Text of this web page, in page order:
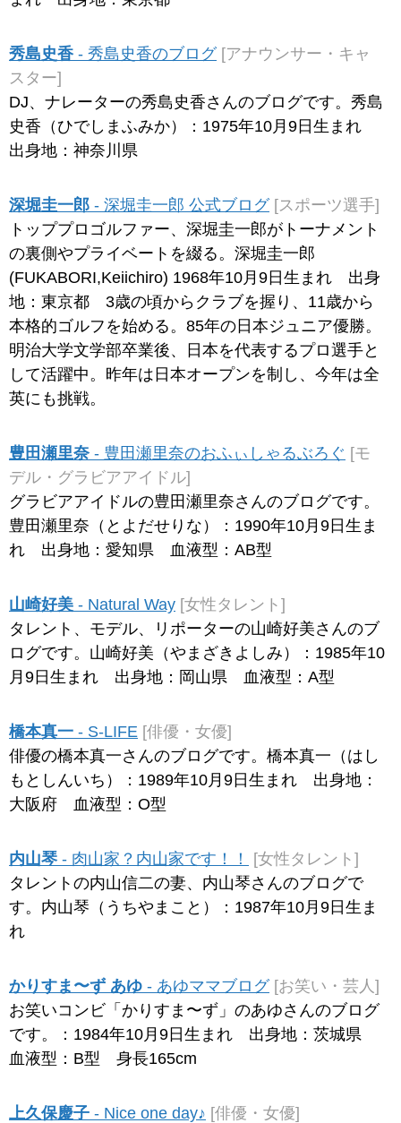
秀島史香 - 秀島史香のブログ [アナウンサー・キャ
スター]
DJ、ナレーターの秀島史香さんのブログです。秀島
史香（ひでしまふみか）：1975年10月9日生まれ
出身地：神奈川県
深堀圭一郎 - 深堀圭一郎 公式ブログ [スポーツ選手]
トッププロゴルファー、深堀圭一郎がトーナメント
の裏側やプライベートを綴る。深堀圭一郎
(FUKABORI,Keiichiro) 1968年10月9日生まれ 出身
地：東京都 3歳の頃からクラブを握り、11歳から
本格的ゴルフを始める。85年の日本ジュニア優勝。
明治大学文学部卒業後、日本を代表するプロ選手と
して活躍中。昨年は日本オープンを制し、今年は全
英にも挑戦。
豊田瀬里奈- 豊田瀬里奈のおふぃしゃるぶろぐ [モ
デル・グラビアアイドル]
グラビアアイドルの豊田瀬里奈さんのブログです。
豊田瀬里奈（とよだせりな）：1990年10月9日生ま
れ 出身地：愛知県 血液型：AB型
山崎好美 - Natural Way [女性タレント]
タレント、モデル、リポーターの山崎好美さんのブ
ログです。山崎好美（やまざきよしみ）：1985年10
月9日生まれ 出身地：岡山県 血液型：A型
橋本真一 - S-LIFE [俳優・女優]
俳優の橋本真一さんのブログです。橋本真一（はし
もとしんいち）：1989年10月9日生まれ 出身地：
大阪府 血液型：O型
内山琴 - 肉山家？内山家です！！
[女性タレント]
タレントの内山信二の妻、内山琴さんのブログで
す。内山琴（うちやまこと）：1987年10月9日生ま
れ
かりすま〜ず あゆ - あゆママブログ [お笑い・芸人]
お笑いコンビ「かりすま〜ず」のあゆさんのブログ
です。：1984年10月9日生まれ 出身地：茨城県
血液型：B型 身長165cm
上久保慶子 - Nice one day♪ [俳優・女優]